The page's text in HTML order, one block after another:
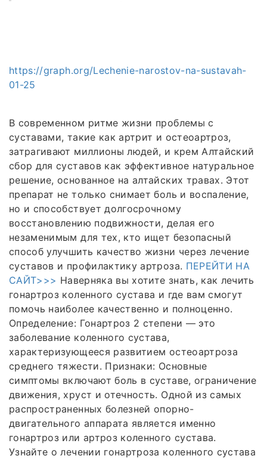
https://graph.org/Lechenie-narostov-na-sustavah-
01-25
В современном ритме жизни проблемы с
суставами, такие как артрит и остеоартроз,
затрагивают миллионы людей, и крем Алтайский
сбор для суставов как эффективное натуральное
решение, основанное на алтайских травах. Этот
препарат не только снимает боль и воспаление,
но и способствует долгосрочному
восстановлению подвижности, делая его
незаменимым для тех, кто ищет безопасный
способ улучшить качество жизни через лечение
суставов и профилактику артроза. ПЕРЕЙТИ НА
САЙТ>>> Наверняка вы хотите знать, как лечить
гонартроз коленного сустава и где вам смогут
помочь наиболее качественно и полноценно.
Определение: Гонартроз 2 степени — это
заболевание коленного сустава,
характеризующееся развитием остеоартроза
среднего тяжести. Признаки: Основные
симптомы включают боль в суставе, ограничение
движения, хруст и отечность. Одной из самых
распространенных болезней опорно-
двигательного аппарата является именно
гонартроз или артроз коленного сустава.
Узнайте о лечении гонартроза коленного сустава